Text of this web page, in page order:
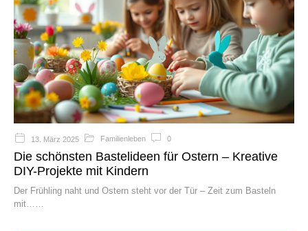
13. März 2025 Familienleben 0
Die schönsten Bastelideen für Ostern – Kreative
DIY-Projekte mit Kindern
Der Frühling naht und Ostern steht vor der Tür – Zeit zum Basteln
mit…